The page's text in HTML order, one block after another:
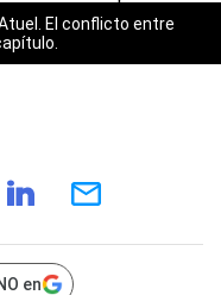
El conflicto entre
en